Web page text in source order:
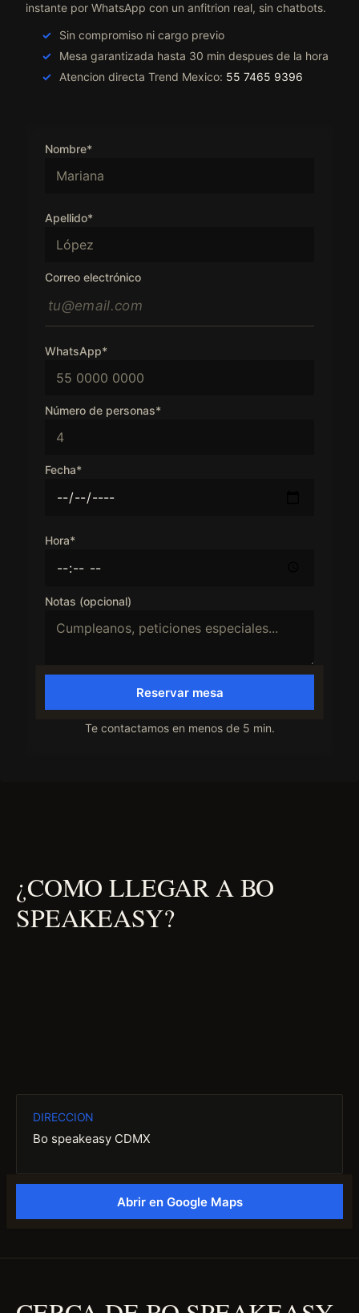
instante por WhatsApp con un anfitrion real, sin chatbots.
Sin compromiso ni cargo previo
Mesa garantizada hasta 30 min despues de la hora
Atencion directa Trend Mexico: 55 7465 9396
Nombre*
Apellido*
Correo electrónico
WhatsApp*
Número de personas*
Fecha*
Hora*
Notas (opcional)
Reservar mesa
Te contactamos en menos de 5 min.
¿COMO LLEGAR A BO
SPEAKEASY?
DIRECCION
Bo speakeasy CDMX
Abrir en Google Maps